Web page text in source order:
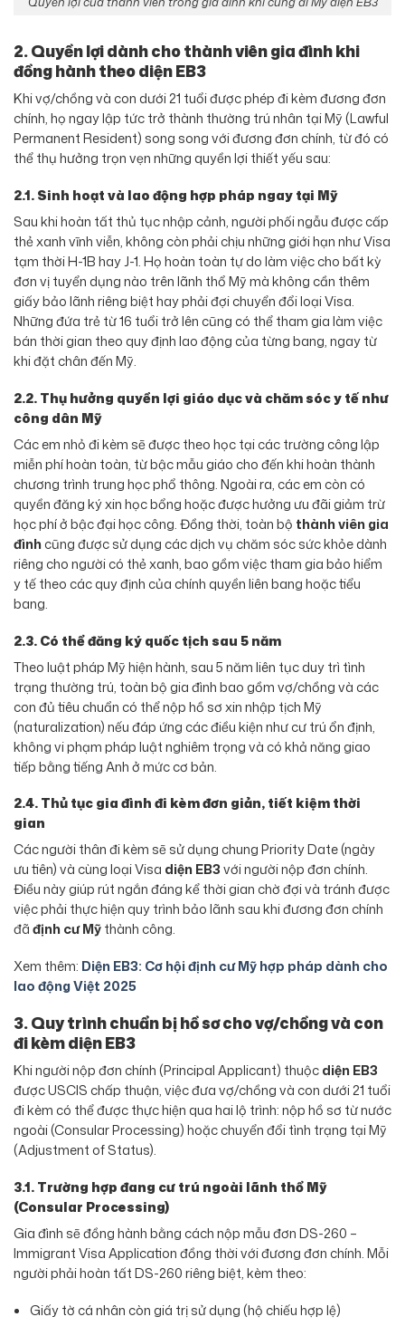
2. Quyền lợi dành cho thành viên gia đình khi
đồng hành theo diện EB3
Khi vợ/chồng và con dưới 21 tuổi được phép đi kèm đương đơn
chính, họ ngay lập tức trở thành thường trú nhân tại Mỹ (Lawful
Permanent Resident) song song với đương đơn chính, từ đó có
thể thụ hưởng trọn vẹn những quyền lợi thiết yếu sau:
2.1. Sinh hoạt và lao động hợp pháp ngay tại Mỹ
Sau khi hoàn tất thủ tục nhập cảnh, người phối ngẫu được cấp
thẻ xanh vĩnh viễn, không còn phải chịu những giới hạn như Visa
tạm thời H-1B hay J-1. Họ hoàn toàn tự do làm việc cho bất kỳ
đơn vị tuyển dụng nào trên lãnh thổ Mỹ mà không cần thêm
giấy bảo lãnh riêng biệt hay phải đợi chuyển đổi loại Visa.
Những đứa trẻ từ 16 tuổi trở lên cũng có thể tham gia làm việc
bán thời gian theo quy định lao động của từng bang, ngay từ
khi đặt chân đến Mỹ.
2.2. Thụ hưởng quyền lợi giáo dục và chăm sóc y tế như
công dân Mỹ
Các em nhỏ đi kèm sẽ được theo học tại các trường công lập
miễn phí hoàn toàn, từ bậc mẫu giáo cho đến khi hoàn thành
chương trình trung học phổ thông. Ngoài ra, các em còn có
quyền đăng ký xin học bổng hoặc được hưởng ưu đãi giảm trừ
học phí ở bậc đại học công. Đồng thời, toàn bộ thành viên gia
đìnhcũng được sử dụng các dịch vụ chăm sóc sức khỏe dành
riêng cho người có thẻ xanh, bao gồm việc tham gia bảo hiểm
y tế theo các quy định của chính quyền liên bang hoặc tiểu
bang.
2.3. Có thể đăng ký quốc tịch sau 5 năm
Theo luật pháp Mỹ hiện hành, sau 5 năm liên tục duy trì tình
trạng thường trú, toàn bộ gia đình bao gồm vợ/chồng và các
con đủ tiêu chuẩn có thể nộp hồ sơ xin nhập tịch Mỹ
(naturalization) nếu đáp ứng các điều kiện như cư trú ổn định,
không vi phạm pháp luật nghiêm trọng và có khả năng giao
tiếp bằng tiếng Anh ở mức cơ bản.
2.4. Thủ tục gia đình đi kèm đơn giản, tiết kiệm thời
gian
Các người thân đi kèm sẽ sử dụng chung Priority Date (ngày
ưu tiên) và cùng loại Visa diện EB3với người nộp đơn chính.
Điều này giúp rút ngắn đáng kể thời gian chờ đợi và tránh được
việc phải thực hiện quy trình bảo lãnh sau khi đương đơn chính
đãđịnh cư Mỹthành công.
Xem thêm: Diện EB3: Cơ hội định cư Mỹ hợp pháp dành cho
lao động Việt 2025
3. Quy trình chuẩn bị hồ sơ cho vợ/chồng và con
đi kèm diện EB3
Khi người nộp đơn chính (Principal Applicant) thuộcdiện EB3
được USCIS chấp thuận, việc đưa vợ/chồng và con dưới 21 tuổi
đi kèm có thể được thực hiện qua hai lộ trình: nộp hồ sơ từ nước
ngoài (Consular Processing) hoặc chuyển đổi tình trạng tại Mỹ
(Adjustment of Status).
3.1. Trường hợp đang cư trú ngoài lãnh thổ Mỹ
(Consular Processing)
Gia đình sẽ đồng hành bằng cách nộp mẫu đơn DS-260 –
Immigrant Visa Application đồng thời với đương đơn chính. Mỗi
người phải hoàn tất DS-260 riêng biệt, kèm theo:
Giấy tờ cá nhân còn giá trị sử dụng (hộ chiếu hợp lệ)